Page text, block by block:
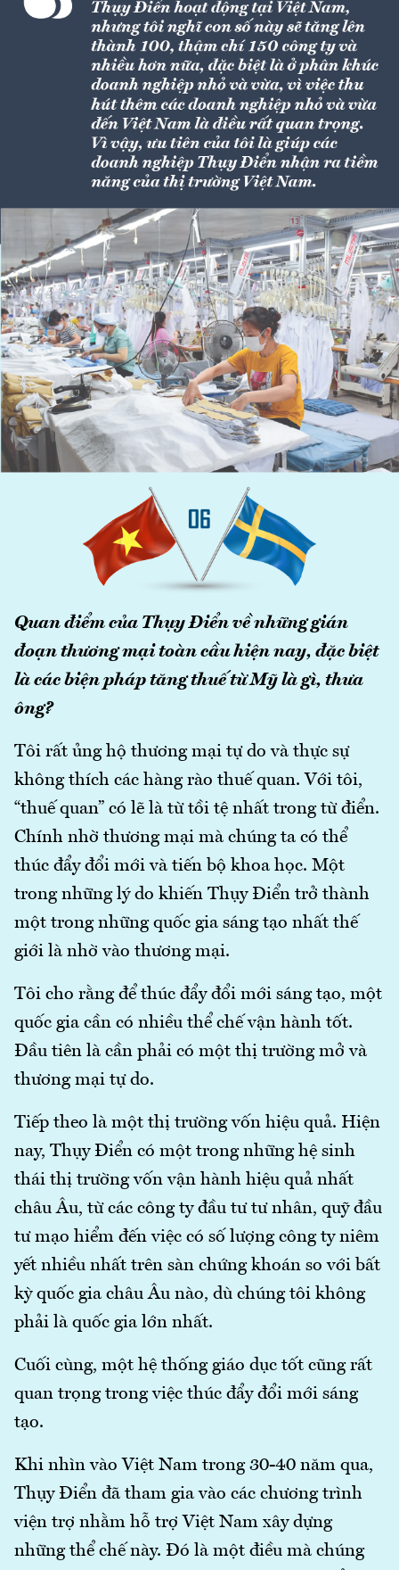
Quan điểm của Thụy Điển về những gián
đoạn thương mại toàn cầu hiện nay, đặc biệt
là các biện pháp tăng thuế từ Mỹ là gì, thưa
ông?
Tôi rất ủng hộ thương mại tự do và thực sự
không thích các hàng rào thuế quan. Với tôi,
“thuế quan” có lẽ là từ tồi tệ nhất trong từ điển.
Chính nhờ thương mại mà chúng ta có thể
thúc đẩy đổi mới và tiến bộ khoa học. Một
trong những lý do khiến Thụy Điển trở thành
một trong những quốc gia sáng tạo nhất thế
giới là nhờ vào thương mại.
Tôi cho rằng để thúc đẩy đổi mới sáng tạo, một
quốc gia cần có nhiều thể chế vận hành tốt.
Đầu tiên là cần phải có một thị trường mở và
thương mại tự do.
Tiếp theo là một thị trường vốn hiệu quả. Hiện
nay, Thụy Điển có một trong những hệ sinh
thái thị trường vốn vận hành hiệu quả nhất
châu Âu, từ các công ty đầu tư tư nhân, quỹ đầu
tư mạo hiểm đến việc có số lượng công ty niêm
yết nhiều nhất trên sàn chứng khoán so với bất
kỳ quốc gia châu Âu nào, dù chúng tôi không
phải là quốc gia lớn nhất.
Cuối cùng, một hệ thống giáo dục tốt cũng rất
quan trọng trong việc thúc đẩy đổi mới sáng
tạo.
Khi nhìn vào Việt Nam trong 30-40 năm qua,
Thụy Điển đã tham gia vào các chương trình
viện trợ nhằm hỗ trợ Việt Nam xây dựng
những thể chế này. Đó là một điều mà chúng